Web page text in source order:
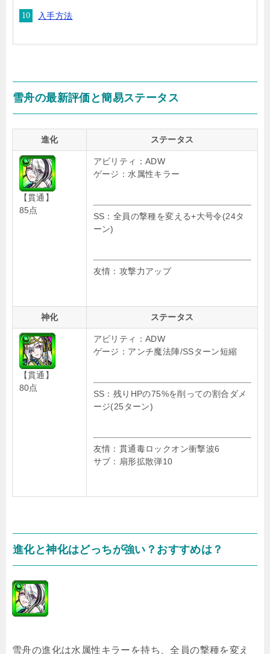
入手方法
雪舟の最新評価と簡易ステータス
進化 ステータス
【貫通】
85点
アビリティ：ADW
ゲージ：水属性キラー
SS：全員の撃種を変える+大号令(24タ
ーン)
友情：攻撃力アップ
神化 ステータス
【貫通】
80点
アビリティ：ADW
ゲージ：アンチ魔法陣/SSターン短縮
SS：残りHPの75%を削っての割合ダメ
ージ(25ターン)
友情：貫通毒ロックオン衝撃波6
サブ：扇形拡散弾10
進化と神化はどっちが強い？おすすめは？
雪舟の進化は水属性キラーを持ち、全員の撃種を変え